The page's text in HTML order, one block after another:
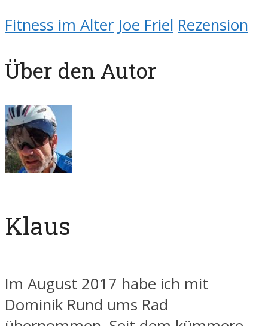
Fitness im Alter Joe Friel Rezension
Über den Autor
Klaus
Im August 2017 habe ich mit
Dominik Rund ums Rad